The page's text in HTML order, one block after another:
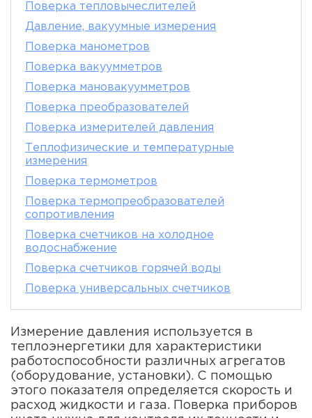
Поверка тепловычеслителей
Давление, вакуумные измерения
Поверка манометров
Поверка вакуумметров
Поверка мановакуумметров
Поверка преобразователей
Поверка измерителей давления
Теплофизические и температурные
измерения
Поверка термометров
Поверка термопреобразователей
сопротивления
Поверка счетчиков на холодное
водоснабжение
Поверка счетчиков горячей воды
Поверка универсальных счетчиков
Измерение давления используется в
теплоэнергетики для характеристики
работоспособности различных агрегатов
(оборудование, установки). С помощью
этого показателя определяется скорость и
расход жидкости и газа. Поверка приборов